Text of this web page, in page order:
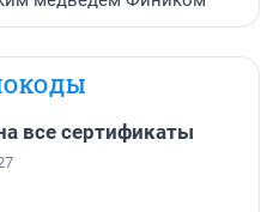
все сертификаты